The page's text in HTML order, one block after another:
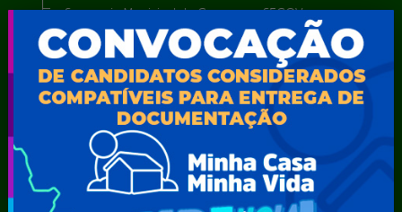
Secretaria Municipal de Governo – SEGOV
Secretaria Municipal de Meio Ambiente – SEMA
Secretaria Municipal de Planejamento e Gestão – SEPLAG
Secretaria Municipal de Relações Institucionais – SEMRI
Secretaria Municipal de Saúde – SMS
Secretaria Municipal de Serviços Públicos – SEMUSP
Superintendência de Trânsito e Transportes de Serra
Talhada-STTRANS
Transparência, Fiscalização e Controle